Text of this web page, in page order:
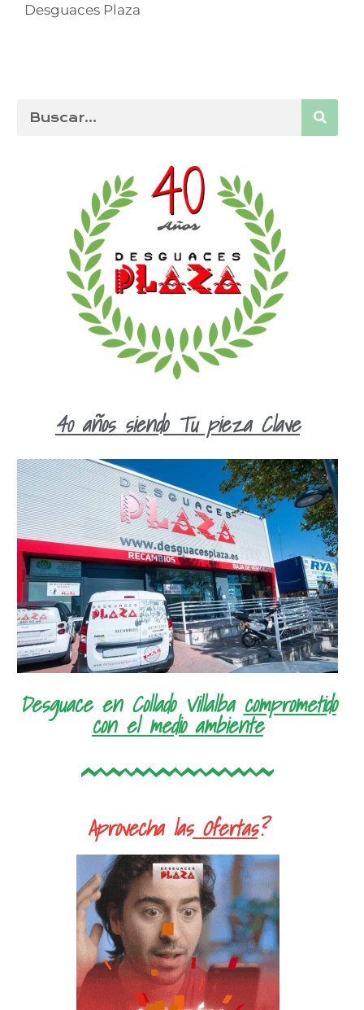
Desguaces Plaza
40 años siendo Tu pieza Clave
Desguace en Collado Villalba comprometido
con el medio ambiente
Aprovecha lasOfertas?